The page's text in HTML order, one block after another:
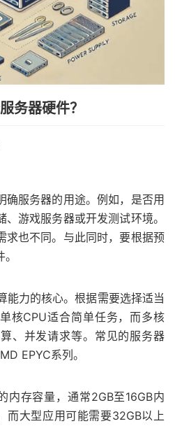
务器硬件？
确服务器的用途。例如，是否用
游戏服务器或开发测试环境。
求也不同。与此同时，要根据预
能力的核心。根据需要选择适当
核CPU适合简单任务，而多核
、并发请求等。常见的服务器
EPYC系列。
内存容量，通常2GB至16GB内
而大型应用可能需要32GB以上